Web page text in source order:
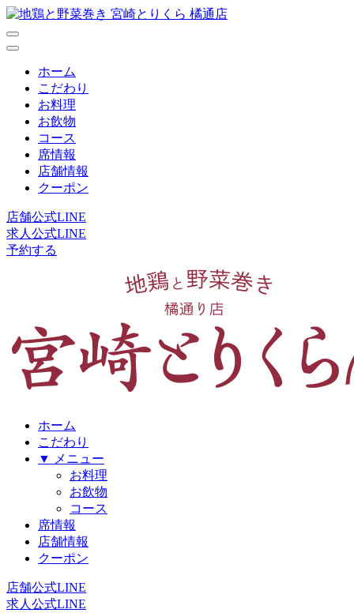
ホーム
こだわり
お料理
お飲物
コース
席情報
店舗情報
クーポン
店舗公式LINE
求人公式LINE
予約する
ホーム
こだわり
▼ メニュー
お料理
お飲物
コース
席情報
店舗情報
クーポン
店舗公式LINE
求人公式LINE